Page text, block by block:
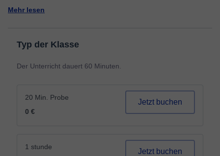
Mehr lesen
Typ der Klasse
Der Unterricht dauert 60 Minuten.
20 Min. Probe
0 €
Jetzt buchen
1 stunde
Jetzt buchen